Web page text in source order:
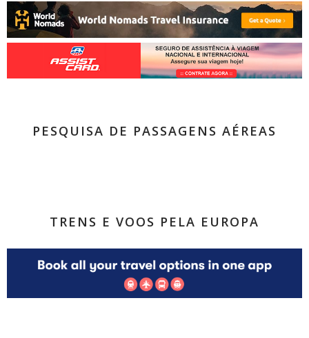
PESQUISA DE PASSAGENS AÉREAS
TRENS E VOOS PELA EUROPA